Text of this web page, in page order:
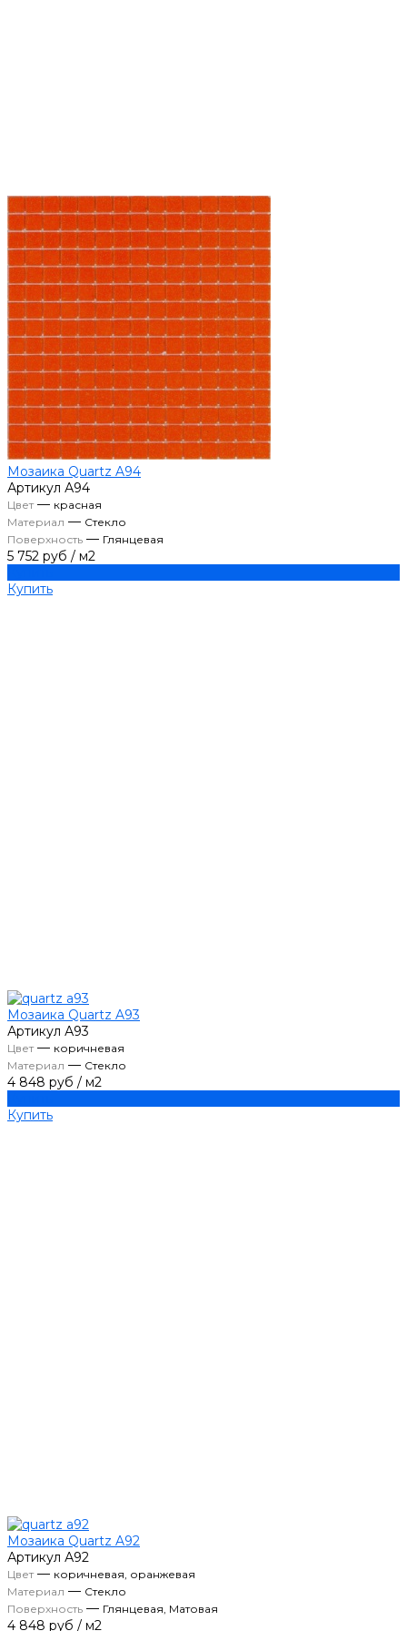
Мозаика Quartz A94
Артикул А94
Цвет— красная
Материал — Стекло
Поверхность — Глянцевая
5 752 руб / м2
Купить
Мозаика Quartz A93
Артикул А93
Цвет— коричневая
Материал — Стекло
4 848 руб / м2
Купить
Мозаика Quartz A92
Артикул А92
Цвет— коричневая, оранжевая
Материал — Стекло
Поверхность — Глянцевая, Матовая
4 848 руб / м2